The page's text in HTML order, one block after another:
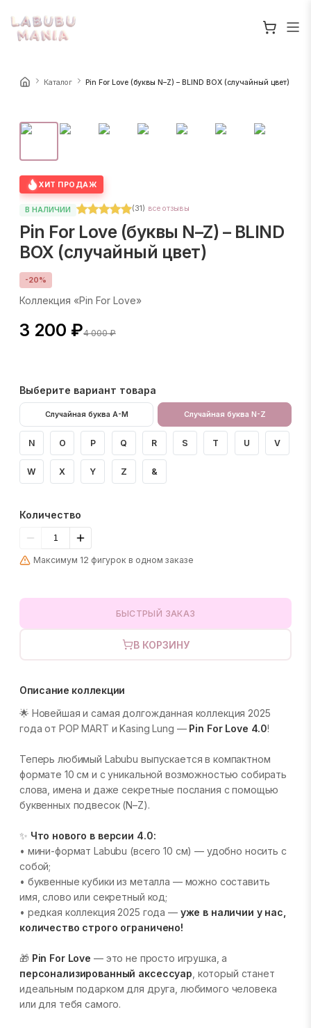
Каталог Pin For Love (буквы N–Z) – BLIND BOX (случайный цвет)
ХИТ ПРОДАЖ
В НАЛИЧИИ (31) все отзывы
Pin For Love (буквы N–Z) – BLIND
BOX (случайный цвет)
-20%
Коллекция «Pin For Love»
3 200 ₽4 000 ₽
Выберите вариант товара
Случайная буква A-M Случайная буква N-Z
N O P Q R S T U V
W X Y Z &
Количество
Максимум 12 фигурок в одном заказе
БЫСТРЫЙ ЗАКАЗ
В КОРЗИНУ
Описание коллекции
🌟 Новейшая и самая долгожданная коллекция 2025
года от POP MART и Kasing Lung — Pin For Love 4.0!
Теперь любимый Labubu выпускается в компактном
формате 10 см и с уникальной возможностью собирать
слова, имена и даже секретные послания с помощью
буквенных подвесок (N–Z).
✨ Что нового в версии 4.0:
• мини-формат Labubu (всего 10 см) — удобно носить с
собой;
• буквенные кубики из металла — можно составить
имя, слово или секретный код;
• редкая коллекция 2025 года — уже в наличии у нас,
количество строго ограничено!
🎁 Pin For Love — это не просто игрушка, а
персонализированный аксессуар , который станет
идеальным подарком для друга, любимого человека
или для тебя самого.